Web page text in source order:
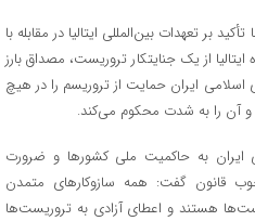
بر تعهدات بین‌المللی ایتالیا در مقابله با
از یک جنایتکار تروریست، مصداق بارز
ایران حمایت از تروریسم را در هیچ
آن را به شدت محکوم می‌کند.
ایران به حاکمیت ملی کشورها و ضرورت
قانون گفت: همه سازوکارهای متمدن
هستند و اعطای آزادی به تروریست‌ها